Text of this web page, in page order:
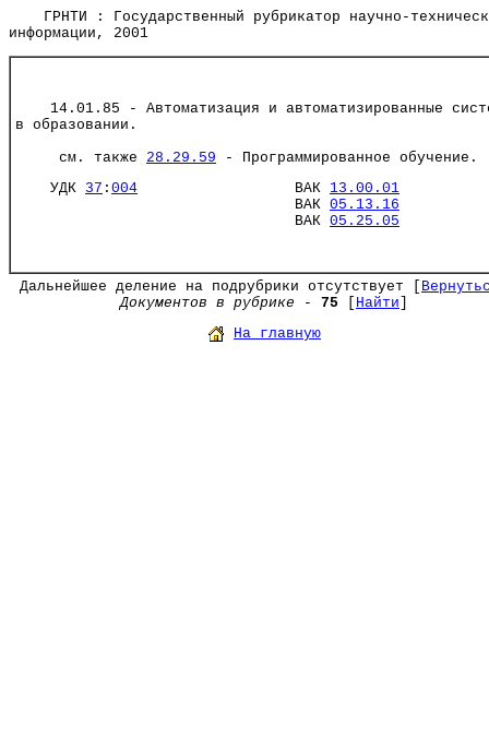
ГРНТИ : Государственный рубрикатор научно-
информации, 2001
14.01.85 - Автоматизация и автоматизированные
в образовании.
см. также 28.29.59 - Программированное обучение.
УДК 37 : 004 ВАК 13.00.01
ВАК 05.13.16
ВАК 05.25.05
Дальнейшее деление на подрубрики отсутствует [
Документов в рубрике - 75 Найти
На главную